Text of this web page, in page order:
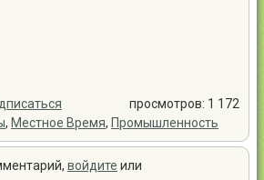
просмотров: 1 172
, Местное Время, Промышленность
войдите или